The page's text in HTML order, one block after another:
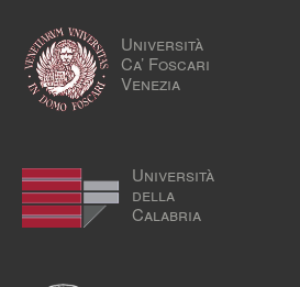
Università
Ca’ Foscari
Venezia
Università
della
Calabria